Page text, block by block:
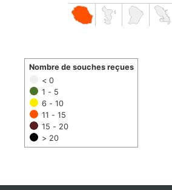
< 0
1 - 5
6 - 10
11 - 15
15 - 20
> 20
Nombre de souches reçues